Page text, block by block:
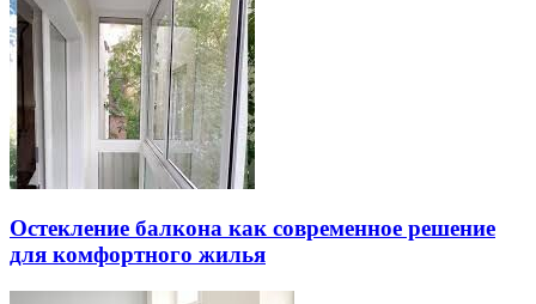
Остекление балкона как современное решение
для комфортного жилья